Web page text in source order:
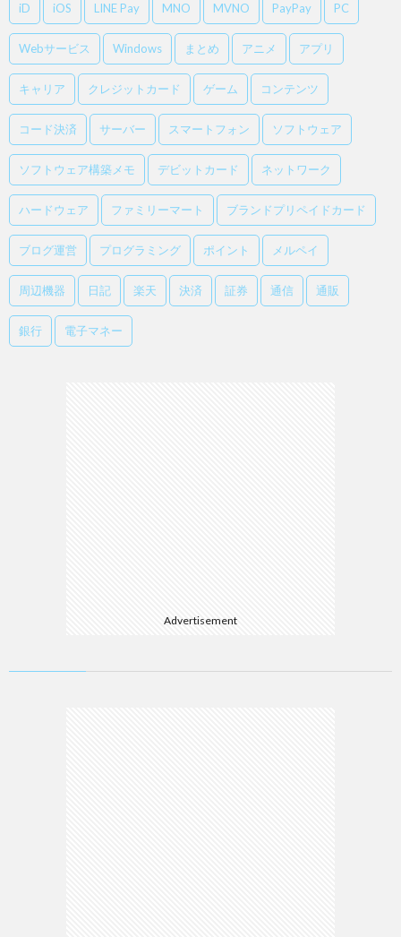
iD iOS LINE Pay MNO MVNO PayPay PC
Webサービス Windows まとめ アニメ アプリ
キャリア クレジットカード ゲーム コンテンツ
コード決済 サーバー スマートフォン ソフトウェア
ソフトウェア構築メモ デビットカード ネットワーク
ハードウェア ファミリーマート ブランドプリペイドカード
ブログ運営 プログラミング ポイント メルペイ
周辺機器 日記 楽天 決済 証券 通信 通販
銀行 電子マネー
Advertisement